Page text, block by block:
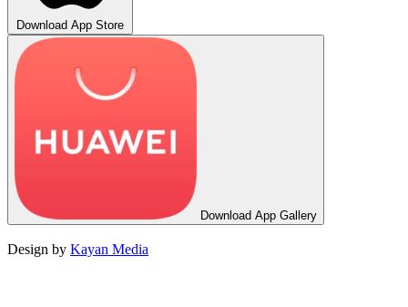
Download App Store
Download App Gallery
Design by Kayan Media